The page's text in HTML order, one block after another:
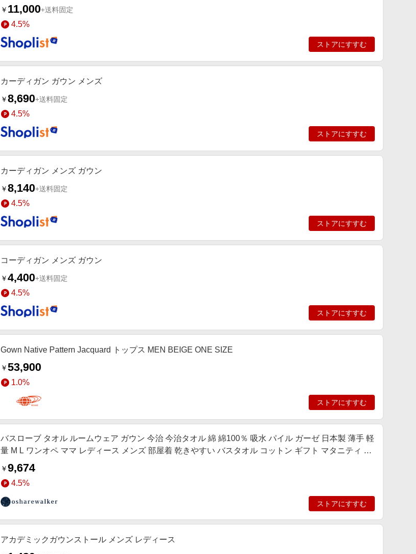
￥ 11,000+送料固定
4.5%
ストアにすすむ
カーディガン ガウン メンズ
￥8,690+送料固定
4.5%
ストアにすすむ
カーディガン メンズ ガウン
￥8,140+送料固定
4.5%
ストアにすすむ
コーディガン メンズ ガウン
￥4,400+送料固定
4.5%
ストアにすすむ
Gown Native Pattern Jacquard トップス MEN BEIGE ONE SIZE
￥53,900
1.0%
ストアにすすむ
バスローブ タオル ルームウェア ガウン 今治 今治タオル 綿 綿100％ 吸水 パイル ガーゼ 日本製 薄手 軽
量 M L ワンオペ ママ レディース メンズ 部屋着 乾きやすい バスタオル コットン ギフト マタニティ 出
産祝い おしゃれストライプバスローブ【60】 M ベ
￥9,674
4.5%
ストアにすすむ
アカデミックガウンストール メンズ レディース